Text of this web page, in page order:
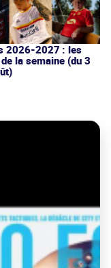
2026-2027 : les
la semaine (du 3